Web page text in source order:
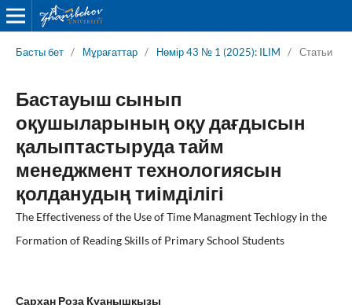
Басты бет / Мұрағаттар / Нөмір 43 № 1 (2025): ILIM / Статьи
Бастауыш сынып
оқушыларының оқу дағдысын
қалыптастыруда тайм
менеджмент технологиясын
қолданудың тиімділігі
The Effectiveness of the Use of Time Managment Techlogy in the
Formation of Reading Skills of Primary School Students
Сархан Роза Қуанышқызы